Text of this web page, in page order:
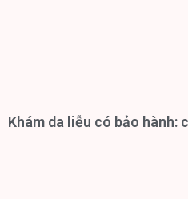
Khám da liễu có bảo hành: